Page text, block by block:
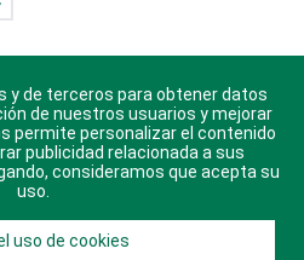
para Android, iOS y
Huawei.
y de terceros para obtener datos
de nuestros usuarios y mejorar
permite personalizar el contenido
publicidad relacionada a sus
consideramos que acepta su
uso.
uso de cookies